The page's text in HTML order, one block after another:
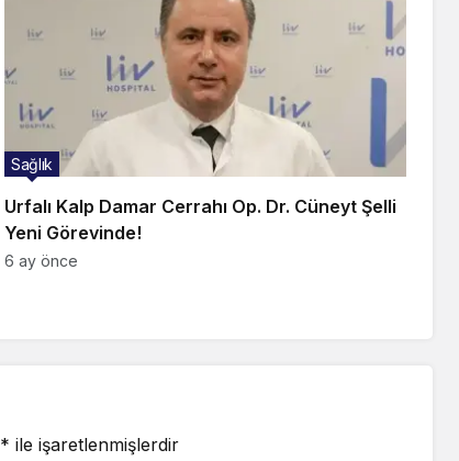
Urfalı Kalp Damar Cerrahı Op. Dr. Cüneyt Şelli
Yeni Görevinde!
Sağlık
6 ay önce
* ile işaretlenmişlerdir